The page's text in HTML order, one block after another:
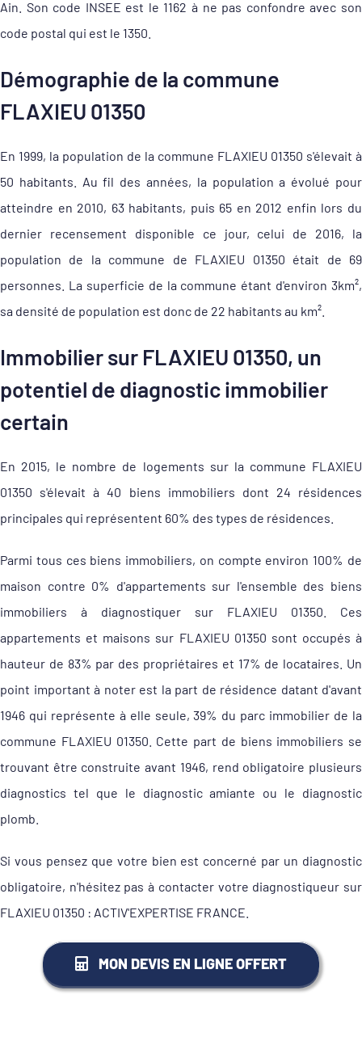
Ain. Son code INSEE est le 1162 à ne pas confondre avec son
code postal qui est le 1350.
Démographie de la commune
FLAXIEU 01350
En 1999, la population de la commune FLAXIEU 01350 s'élevait à
50 habitants. Au fil des années, la population a évolué pour
atteindre en 2010, 63 habitants, puis 65 en 2012 enfin lors du
dernier recensement disponible ce jour, celui de 2016, la
population de la commune de FLAXIEU 01350 était de 69
personnes. La superficie de la commune étant d'environ 3km²,
sa densité de population est donc de 22 habitants au km².
Immobilier sur FLAXIEU 01350, un
potentiel de diagnostic immobilier
certain
En 2015, le nombre de logements sur la commune FLAXIEU
01350 s'élevait à 40 biens immobiliers dont 24 résidences
principales qui représentent 60% des types de résidences.
Parmi tous ces biens immobiliers, on compte environ 100% de
maison contre 0% d'appartements sur l'ensemble des biens
immobiliers à diagnostiquer sur FLAXIEU 01350. Ces
appartements et maisons sur FLAXIEU 01350 sont occupés à
hauteur de 83% par des propriétaires et 17% de locataires. Un
point important à noter est la part de résidence datant d'avant
1946 qui représente à elle seule, 39% du parc immobilier de la
commune FLAXIEU 01350. Cette part de biens immobiliers se
trouvant être construite avant 1946, rend obligatoire plusieurs
diagnostics tel que le diagnostic amiante ou le diagnostic
plomb.
Si vous pensez que votre bien est concerné par un diagnostic
obligatoire, n'hésitez pas à contacter votre diagnostiqueur sur
FLAXIEU 01350 : ACTIV'EXPERTISE FRANCE.
MON DEVIS EN LIGNE OFFERT